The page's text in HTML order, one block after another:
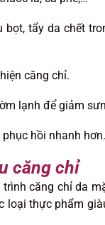
tẩy da chết
căng chỉ.
lạnh để giảm
hồi nhanh hơn.
căng chỉ
căng chỉ da
thực phẩm